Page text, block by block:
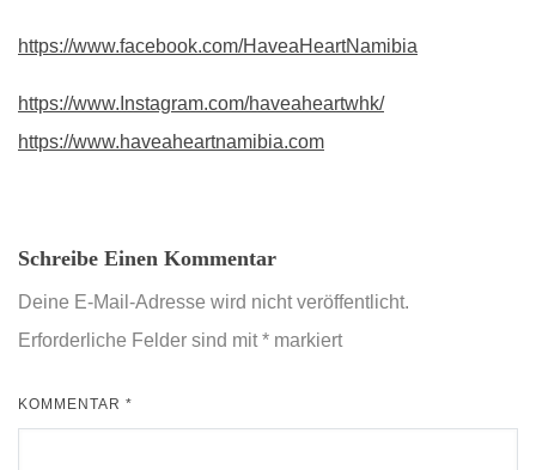
https://www.facebook.com/HaveaHeartNamibia
https://www.Instagram.com/haveaheartwhk/
https://www.haveaheartnamibia.com
Schreibe Einen Kommentar
Deine E-Mail-Adresse wird nicht veröffentlicht.
Erforderliche Felder sind mit* markiert
KOMMENTAR *